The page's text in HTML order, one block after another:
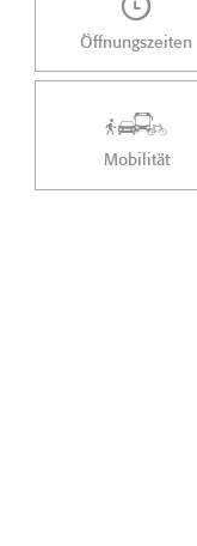
Öffnungszeiten
Mobilität